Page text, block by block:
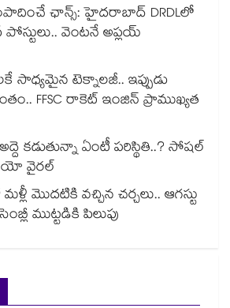
ఛాన్స్: హైదరాబాద్ DRDLలో
పోస్టులు.. వెంటనే అప్లయ్
సాధ్యమైన టెక్నాలజీ.. ఇప్పుడు
FFSC రాకెట్ ఇంజిన్ ప్రాముఖ్యత
కడుతున్నా ఏంటీ పరిస్థితి..? సోషల్
వైరల్
మొదటికి వచ్చిన చర్చలు.. ఆగస్టు
ముట్టడికి పిలుపు